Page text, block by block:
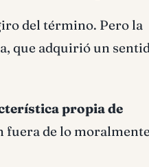
del término. Pero la
que adquirió un
propia de
fuera de lo moralmente